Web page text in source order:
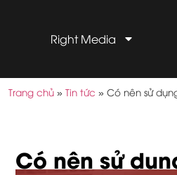
Right Media
Trang chủ » Tin tức » Có nên sử
Có nên sử